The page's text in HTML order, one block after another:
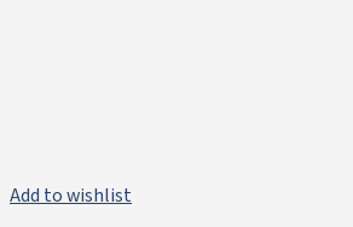
Add to wishlist